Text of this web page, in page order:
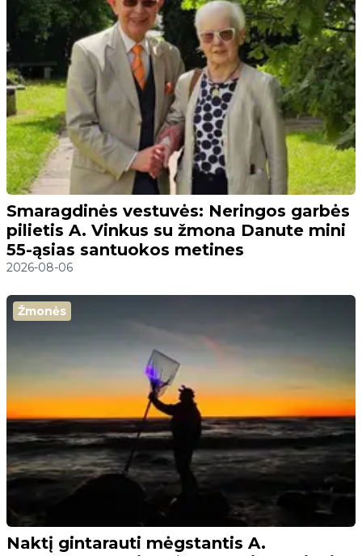
Smaragdinės vestuvės: Neringos garbės
pilietis A. Vinkus su žmona Danute mini
55-ąsias santuokos metines
2026-08-06
Žmonės
Naktį gintarauti mėgstantis A.